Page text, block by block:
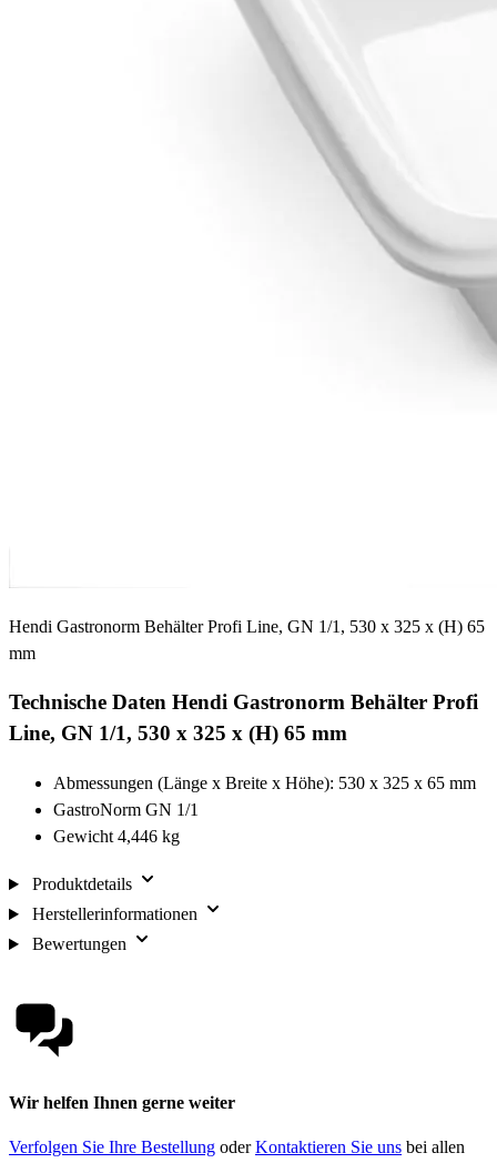
Hendi Gastronorm Behälter Profi Line, GN 1/1, 530 x 325 x (H) 65
mm
Technische Daten Hendi Gastronorm Behälter Profi
Line, GN 1/1, 530 x 325 x (H) 65 mm
Abmessungen (Länge x Breite x Höhe): 530 x 325 x 65 mm
GastroNorm GN 1/1
Gewicht 4,446 kg
Produktdetails
Herstellerinformationen
Bewertungen
Wir helfen Ihnen gerne weiter
Verfolgen Sie Ihre Bestellung oderKontaktieren Sie uns bei allen